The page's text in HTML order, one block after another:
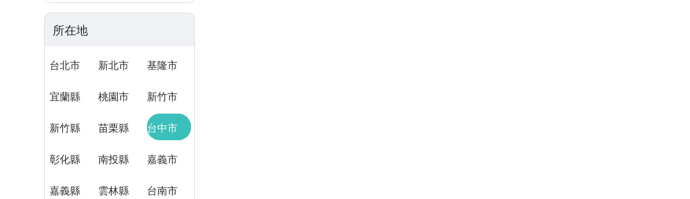
所在地
台北市 新北市 基隆市
宜蘭縣 桃園市 新竹市
新竹縣 苗栗縣 台中市
彰化縣 南投縣 嘉義市
嘉義縣 雲林縣 台南市